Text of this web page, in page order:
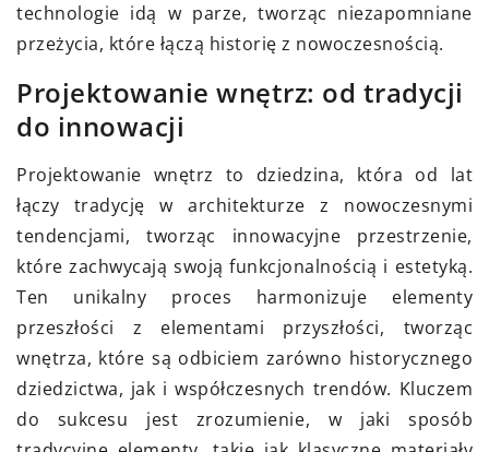
technologie idą w parze, tworząc niezapomniane
przeżycia, które łączą historię z nowoczesnością.
Projektowanie wnętrz: od tradycji
do innowacji
Projektowanie wnętrz to dziedzina, która od lat
łączy tradycję w architekturze z nowoczesnymi
tendencjami, tworząc innowacyjne przestrzenie,
które zachwycają swoją funkcjonalnością i estetyką.
Ten unikalny proces harmonizuje elementy
przeszłości z elementami przyszłości, tworząc
wnętrza, które są odbiciem zarówno historycznego
dziedzictwa, jak i współczesnych trendów. Kluczem
do sukcesu jest zrozumienie, w jaki sposób